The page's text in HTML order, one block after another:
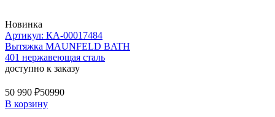
Новинка
Артикул: КА-00017484
Вытяжка MAUNFELD BATH
401 нержавеющая сталь
доступно к заказу
50 990 ₽50990
В корзину